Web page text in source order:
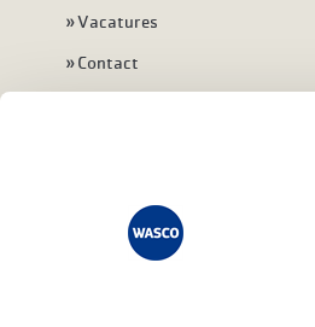
Vacatures
Contact
Veelgestelde vragen